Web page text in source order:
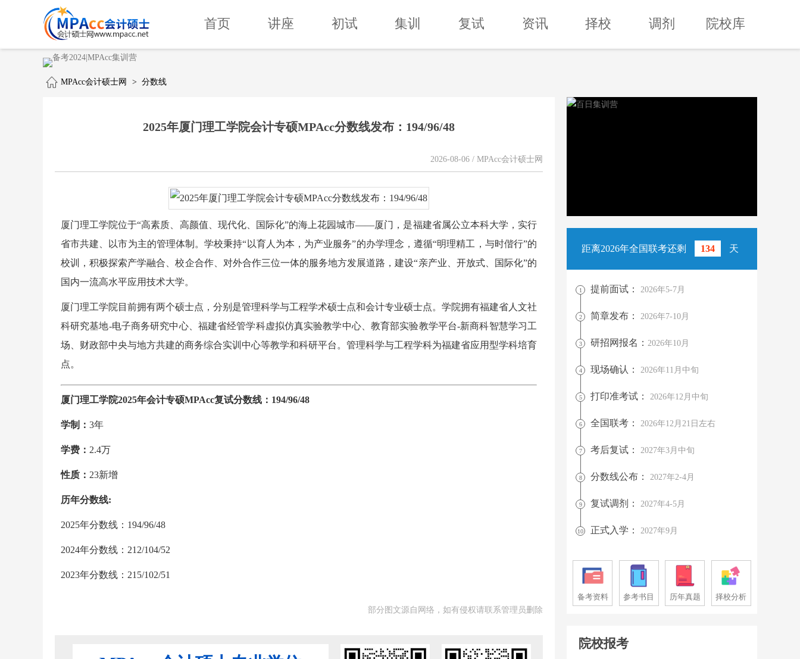
首页 讲座 初试 集训 复试 资讯 择校 调剂 院校库
MPAcc会计硕士网 > 分数线
2025年厦门理工学院会计专硕MPAcc分数线发布：194/96/48
2026-08-06 / MPAcc会计硕士网
厦门理工学院位于“高素质、高颜值、现代化、国际化”的海上花园城市——厦门，是福建省属公立本科大学，实行
省市共建、以市为主的管理体制。学校秉持“以育人为本，为产业服务”的办学理念，遵循“明理精工，与时偕行”的
校训，积极探索产学融合、校企合作、对外合作三位一体的服务地方发展道路，建设“亲产业、开放式、国际化”的
国内一流高水平应用技术大学。
厦门理工学院目前拥有两个硕士点，分别是管理科学与工程学术硕士点和会计专业硕士点。学院拥有福建省人文社
科研究基地-电子商务研究中心、福建省经管学科虚拟仿真实验教学中心、教育部实验教学平台-新商科智慧学习工
场、财政部中央与地方共建的商务综合实训中心等教学和科研平台。管理科学与工程学科为福建省应用型学科培育
点。
厦门理工学院2025年会计专硕MPAcc复试分数线：194/96/48
学制： 3年
学费： 2.4万
性质： 23新增
历年分数线:
2025年分数线：194/96/48
2024年分数线：212/104/52
2023年分数线：215/102/51
部分图文源自网络，如有侵权请联系管理员删除
距离2026年全国联考还剩 134 天
1 提前面试： 2026年5-7月
2 简章发布： 2026年7-10月
3 研招网报名： 2026年10月
4 现场确认： 2026年11月中旬
5 打印准考试： 2026年12月中旬
6 全国联考： 2026年12月21日左右
7 考后复试： 2027年3月中旬
8 分数线公布： 2027年2-4月
9 复试调剂： 2027年4-5月
10 正式入学： 2027年9月
备考资料 参考书目 历年真题 择校分析
院校报考